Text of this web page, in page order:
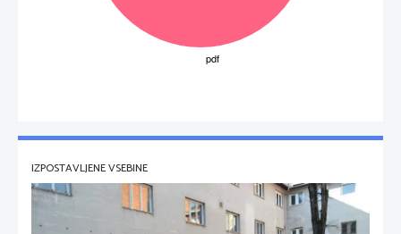
IZPOSTAVLJENE VSEBINE